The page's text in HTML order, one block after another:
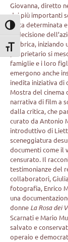
Attiva/disattiva
Attiva/disattiva
Giovanna, diretto
dei più importanti
lotta determinata
la decisione
fabbrica, iniziando
proprietario si
famiglie e i loro
emergono anche
inedita iniziativa di
Mostra del cinema
narrativa di film a
dalla critica, che
curato da Antonio
introduttivo di
sceneggiatura
documenti come il
censurato. Il
testimonianze del
collaboratori,
fotografia, Enrico
una
donne La Rosa dei
Scarnati e Mario
salvato e
operaio e